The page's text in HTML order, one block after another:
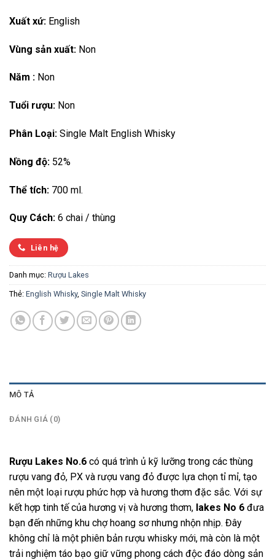
Xuất xứ: English
Vùng sản xuất: Non
Năm : Non
Tuổi rượu: Non
Phân Loại: Single Malt English Whisky
Nồng độ: 52%
Thể tích: 700 ml.
Quy Cách: 6 chai / thùng
Liên hệ
Danh mục: Rượu Lakes
Thẻ: English Whisky, Single Malt Whisky
MÔ TẢ
ĐÁNH GIÁ (0)
Rượu Lakes No.6 có quá trình ủ kỹ lưỡng trong các thùng
rượu vang đỏ, PX và rượu vang đỏ được lựa chọn tỉ mỉ, tạo
nên một loại rượu phức hợp và hương thơm đặc sắc. Với sự
kết hợp tinh tế của hương vị và hương thơm, lakes No 6 đưa
bạn đến những khu chợ hoang sơ nhưng nhộn nhịp. Đây
không chỉ là một phiên bản rượu whisky mới, mà còn là một
trải nghiệm táo bạo giữ vững phong cách độc đáo dòng sản